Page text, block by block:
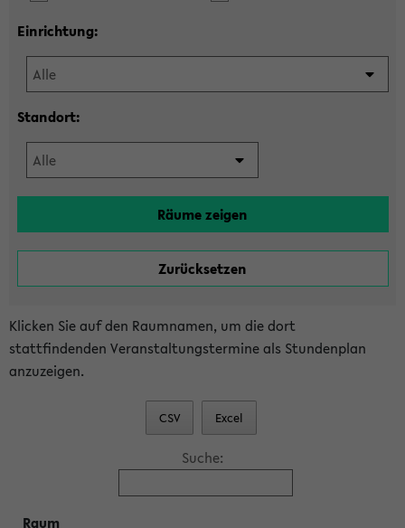
Einrichtung:
Standort:
Klicken Sie auf den Raumnamen, um die dort
stattfindenden Veranstaltungstermine als Stundenplan
anzuzeigen.
CSV Excel
Suche: